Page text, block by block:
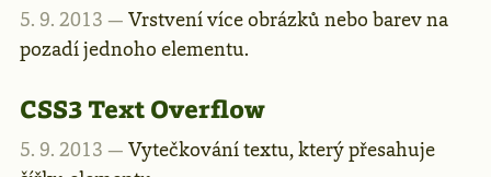
5. 9. 2013 — Vrstvení více obrázků nebo barev na
pozadí jednoho elementu.
CSS3 Text Overflow
5. 9. 2013 — Vytečkování textu, který přesahuje